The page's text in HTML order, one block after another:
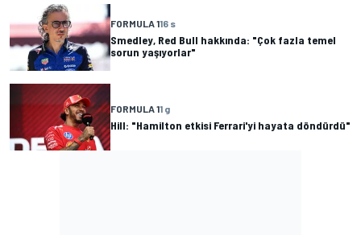
FORMULA 116 s
Smedley, Red Bull hakkında: "Çok fazla temel
sorun yaşıyorlar"
FORMULA 11 g
Hill: "Hamilton etkisi Ferrari'yi hayata döndürdü"